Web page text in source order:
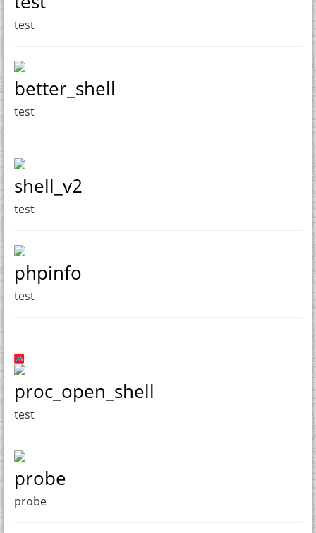
test
better_shell
test
shell_v2
test
phpinfo
test
proc_open_shell
test
probe
probe